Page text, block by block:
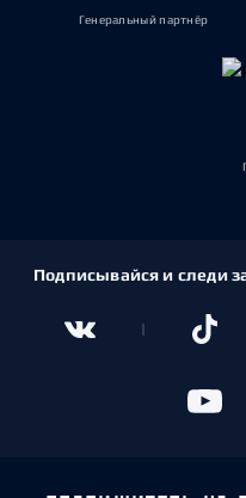
Генеральный партнёр
Подписывайся и следи